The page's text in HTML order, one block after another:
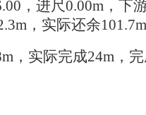
，进尺0.00m，下
，实际还余101.7m
，实际完成24m，